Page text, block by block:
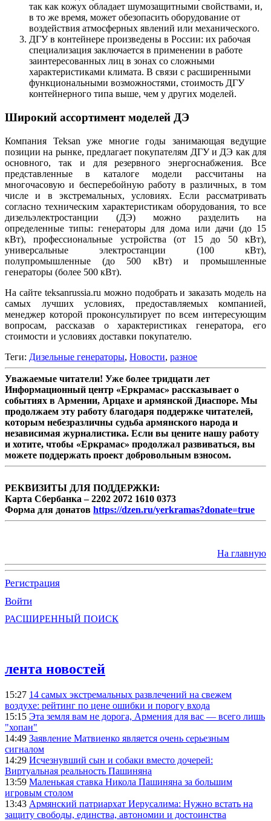
так как кожух обладает шумозащитными свойствами, и,
в то же время, может обезопасить оборудование от
воздействия атмосферных явлений или механического.
ДГУ в контейнере произведены в России: их рабочая
специализация заключается в применении в работе
заинтересованных лиц в зонах со сложными
характеристиками климата. В связи с расширенными
функциональными возможностями, стоимость ДГУ
контейнерного типа выше, чем у других моделей.
Широкий ассортимент моделей ДЭ
Компания Teksan уже многие годы занимающая ведущие
позиции на рынке, предлагает покупателям ДГУ и ДЭ как для
основного, так и для резервного энергоснабжения. Все
представленные в каталоге модели рассчитаны на
многочасовую и бесперебойную работу в различных, в том
числе и в экстремальных, условиях. Если рассматривать
согласно техническим характеристикам оборудования, то все
дизельэлектростанции (ДЭ) можно разделить на
определенные типы: генераторы для дома или дачи (до 15
кВт), профессиональные устройства (от 15 до 50 кВт),
универсальные электростанции (100 кВт),
полупромышленные (до 500 кВт) и промышленные
генераторы (более 500 кВт).
На сайте teksanrussia.ru можно подобрать и заказать модель на
самых лучших условиях, предоставляемых компанией,
менеджер которой проконсультирует по всем интересующим
вопросам, рассказав о характеристиках генератора, его
стоимости и условиях доставки покупателю.
Теги: Дизельные генераторы, Новости, разное
Уважаемые читатели! Уже более тридцати лет
Информационный центр «Еркрамас» рассказывает о
событиях в Армении, Арцахе и армянской Диаспоре. Мы
продолжаем эту работу благодаря поддержке читателей,
которым небезразличны судьба армянского народа и
независимая журналистика. Если вы цените нашу работу
и хотите, чтобы «Еркрамас» продолжал развиваться, вы
можете поддержать проект добровольным взносом.
РЕКВИЗИТЫ ДЛЯ ПОДДЕРЖКИ:
Карта Сбербанка – 2202 2072 1610 0373
Форма для донатов https://dzen.ru/yerkramas?donate=true
На главную
Регистрация
Войти
РАСШИРЕННЫЙ ПОИСК
лента новостей
15:27 14 самых экстремальных развлечений на свежем
воздухе: рейтинг по цене ошибки и порогу входа
15:15 Эта земля вам не дорога, Армения для вас — всего лишь
"хопан"
14:49 Заявление Матвиенко является очень серьезным
сигналом
14:29 Исчезнувший сын и собаки вместо дочерей:
Виртуальная реальность Пашиняна
13:59 Маленькая ставка Никола Пашиняна за большим
игровым столом
13:43 Армянский патриархат Иерусалима: Нужно встать на
защиту свободы, единства, автономии и достоинства